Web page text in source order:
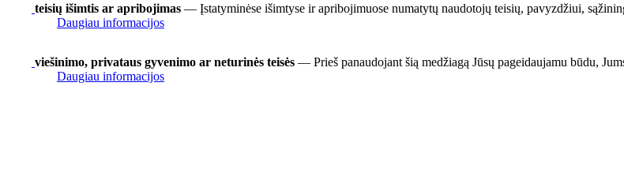
teisių išimtis ar apribojimas — Įstatyminėse išimtyse ir apribojimuose numatytų naudotojų teisių, pavyzdžiui,
Daugiau informacijos
viešinimo, privataus gyvenimo ar neturinės teisės — Prieš panaudojant šią medžiagą Jūsų pageidaujamu būdu,
Daugiau informacijos